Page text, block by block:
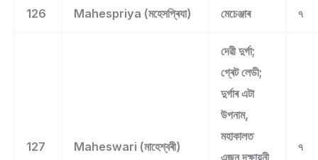
126 Mahespriya (মহেসপ্ৰিযা) মেচেঞ্জাৰ ৭
127 Maheswari (মাহেশ্বৰী)
দেৱী দুৰ্গা;
গ্ৰেট লেডী;
দুৰ্গাৰ এটা
উপনাম,
মহাকালত
এজন দক্ষায়নী,
৭